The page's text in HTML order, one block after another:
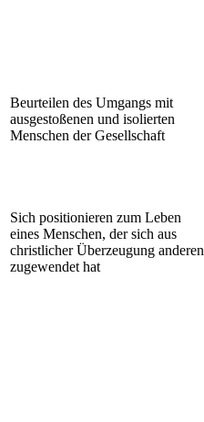
Beurteilen des Umgangs mit
ausgestoßenen und isolierten
Menschen der Gesellschaft
Sich positionieren zum Leben
eines Menschen, der sich aus
christlicher Überzeugung anderen
zugewendet hat